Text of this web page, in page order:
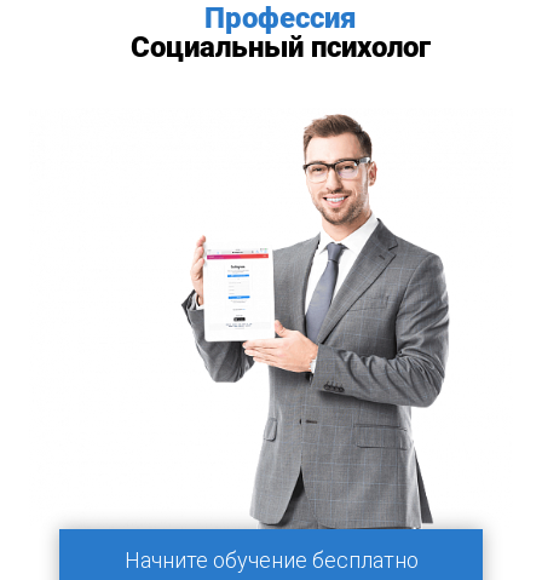
Профессия
Социальный психолог
Начните обучение бесплатно